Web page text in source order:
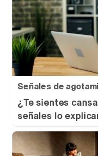
Señales de
¿Te sientes
señales lo